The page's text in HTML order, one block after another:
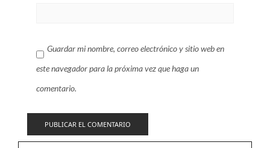
Guardar mi nombre, correo electrónico y sitio web en
este navegador para la próxima vez que haga un
comentario.